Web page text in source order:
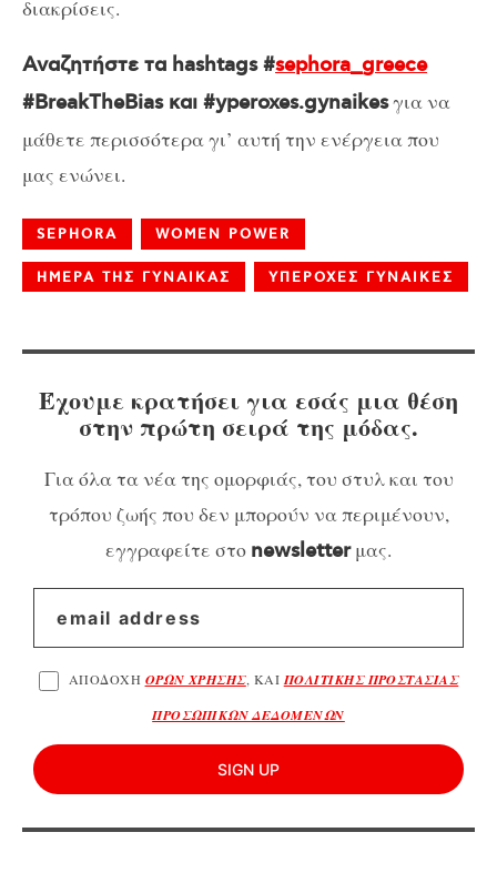
διακρίσεις.
Αναζητήστε τα hashtags #sephora_greece
#BreakTheBias και #yperoxes.gynaikesγια να
μάθετε περισσότερα γι’ αυτή την ενέργεια που
μας ενώνει.
SEPHORA WOMEN POWER
ΗΜΕΡΑ ΤΗΣ ΓΥΝΑΙΚΑΣ ΥΠΕΡΟΧΕΣ ΓΥΝΑΙΚΕΣ
Έχουμε κρατήσει για εσάς μια θέση
στην πρώτη σειρά της μόδας.
Για όλα τα νέα της ομορφιάς, του στυλ και του
τρόπου ζωής που δεν μπορούν να περιμένουν,
εγγραφείτε στο newsletterμας.
ΑΠΟΔΟΧΗ ΟΡΩΝ ΧΡΗΣΗΣ, ΚΑΙ ΠΟΛΙΤΙΚΗΣ ΠΡΟΣΤΑΣΙΑΣ
ΠΡΟΣΩΠΙΚΩΝ ΔΕΔΟΜΕΝΩΝ
SIGN UP